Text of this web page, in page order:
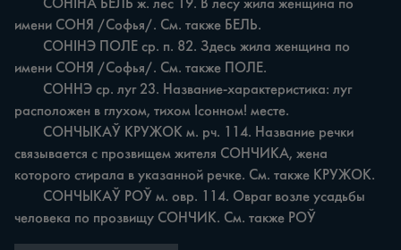
имени СОНЯ /Софья/. См. также БЕЛЬ.
имени СОНЯ /Софья/. См. также ПОЛЕ.
расположен в глухом, тихом Iсонном! месте.
связывается с прозвищем жителя СОНЧИКА, жена
которого стирала в указанной речке. См. также КРУЖОК.
человека по прозвищу СОНЧИК. См. также РОЎ